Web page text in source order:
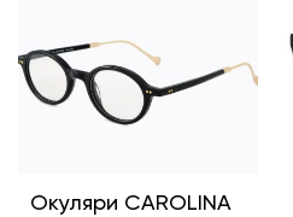
Окуляри CAROLINA